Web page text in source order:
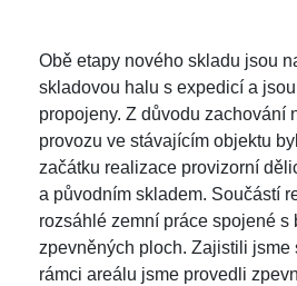
Obě etapy nového skladu jsou
skladovou halu s expedicí a
propojeny. Z důvodu zachování
provozu ve stávajícím objektu
začátku realizace provizorní
a původním skladem. Součástí
rozsáhlé zemní práce spojené s
zpevněných ploch. Zajistili
rámci areálu jsme provedli